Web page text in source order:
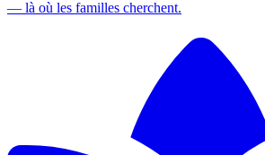
— là où les familles cherchent.